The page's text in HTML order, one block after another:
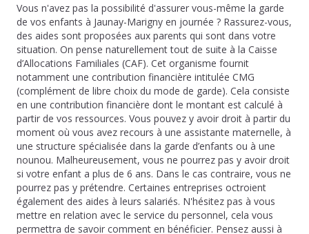
Vous n'avez pas la possibilité d'assurer vous-même la garde
de vos enfants à Jaunay-Marigny en journée ? Rassurez-vous,
des aides sont proposées aux parents qui sont dans votre
situation. On pense naturellement tout de suite à la Caisse
d’Allocations Familiales (CAF). Cet organisme fournit
notamment une contribution financière intitulée CMG
(complément de libre choix du mode de garde). Cela consiste
en une contribution financière dont le montant est calculé à
partir de vos ressources. Vous pouvez y avoir droit à partir du
moment où vous avez recours à une assistante maternelle, à
une structure spécialisée dans la garde d’enfants ou à une
nounou. Malheureusement, vous ne pourrez pas y avoir droit
si votre enfant a plus de 6 ans. Dans le cas contraire, vous ne
pourrez pas y prétendre. Certaines entreprises octroient
également des aides à leurs salariés. N'hésitez pas à vous
mettre en relation avec le service du personnel, cela vous
permettra de savoir comment en bénéficier. Pensez aussi à